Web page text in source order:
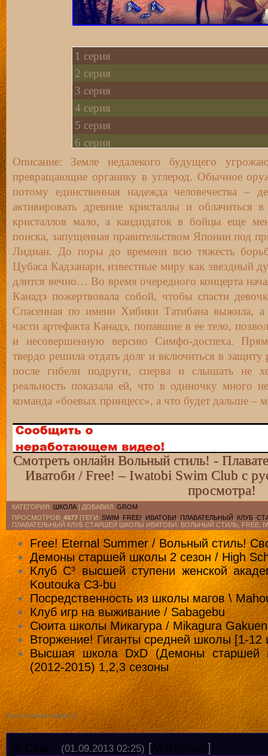
1 серия
2 серия
3 серия
4 серия
5 серия
6 серия
7 серия
8 серия
9 серия
10 серия
Описание: Земле недалекого будущего
превращающие органику в углерод. Обычное
потому единственная надежда человечества –
активировать древние кристаллы и
кристаллов мало, а кандидаток в бойцы еще
поиска, запущенная правительством Японии под
Лидиан. До поры до времени всю тяжесть
Цубаса Кадзанари, известные миру как звездный
длится вечно… Во время очередного концерта
Канадэ пожертвовала собой, чтобы спасти
Спасенная по имени Хибики Татибана выжила, а
части артефакта Канадэ, попавшие в ее тело,
и несовершенную версию Симфо-доспеха.
твердо решила отдать долг и включиться в
после гибели подруги, сперва и слышать не
реальность показала ей, что в одиночку много
команда «боевых принцесс», а что будет дальше –
Смотреть онлайн Вольный стиль! -
Иватоби / Free! – Iwatobi Swim Club с
просмотра!
КАТЕГОРИЯ: ШКОЛА | ДОБАВИЛ: GROM
ПРОСМОТРОВ: 4977 |ТЕГИ: SWIM FREE! ИВАТОБИ ПЛАВАТЕЛЬНЫЙ КЛУБ
ПЛАВАТЕЛЬНЫЙ КЛУБ СТАРШЕЙ ШКОЛЫ ИВАТОБИ, ВОЛЬНЫЙ СТИЛЬ, FREE,
Free! Eternal Summer / Вольный стиль!
Демоны старшей школы 2 сезон / High
Клуб C³ высшей ступени женской
Koutouka C3-bu
Посредственность из школы магов \
Клуб игр на выживание / Sabagebu
Сюита школы Микагура / Mikagura
Вторжение! Гиганты средней школы [1-12
Высшая школа DxD (Демоны
(2012-2015) 1,2,3 сезоны
Всего комментариев:2
2 Czar (01.09.2013 02:25) [Материал]